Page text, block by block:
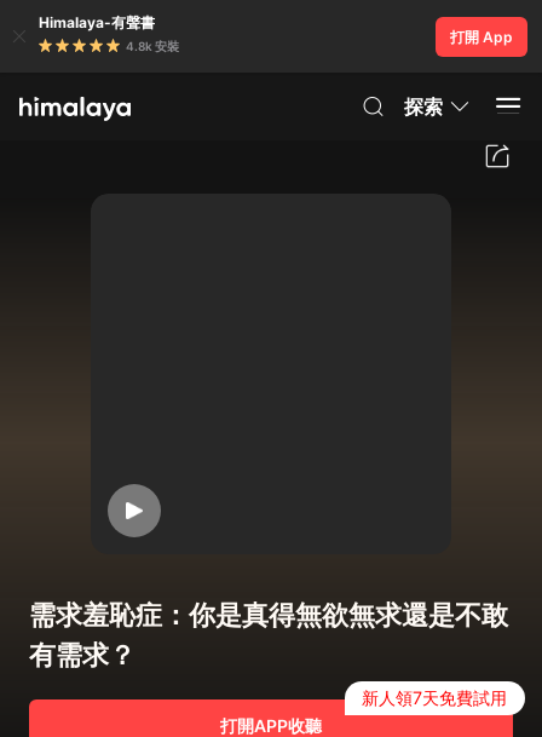
Himalaya-有聲書
4.8k 安裝
打開 App
探索
需求羞恥症：你是真得無欲無求還是不敢
有需求？
打開APP收聽
新人領7天免費試用